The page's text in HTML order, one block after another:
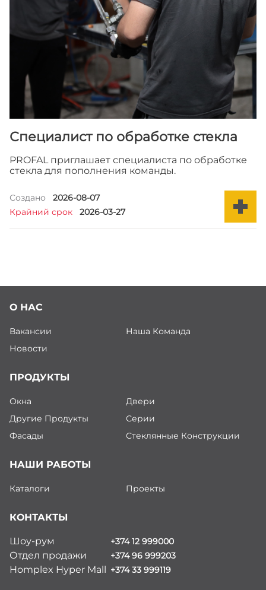
Процедура подачи заявления:
Вы можете подать заявку, прикрепив свое резюме
здесь или отправив электронное письмо по адресу:
по адресу: hr@profal.am
или по
Загрузить резюме
Отправлять
Специалист по обработке стекла
PROFAL приглашает специалиста по обработке
стекла для пополнения команды.
Создано
2026-08-07
Крайний срок
2026-03-27
производственными заданиями.
Точное чтение и применение технических
чертежей и замеров.
обработки стекла.
Контроль качества собственной работы и
работы команды.
правильной работе со стеклом.
Выявление технологических отклонений и
Контроль рационального использования
Соблюдение правил охраны труда и техники
безопасности.
О НАС
Вакансии
Наша Команда
Новости
ПРОДУКТЫ
Окна
Двери
Другие Продукты
Серии
Фасады
Стеклянные Конструкции
НАШИ РАБОТЫ
Каталоги Проекты
КОНТАКТЫ
Шоу-рум +374 12 999000
Отдел продажи +374 96 999203
Homplex Hyper Mall +374 33 999119